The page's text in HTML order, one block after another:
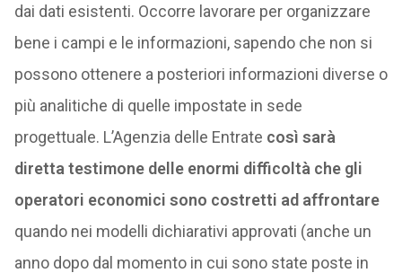
dai dati esistenti. Occorre lavorare per organizzare
bene i campi e le informazioni, sapendo che non si
possono ottenere a posteriori informazioni diverse o
più analitiche di quelle impostate in sede
progettuale. L’Agenzia delle Entrate così sarà
diretta testimone delle enormi difficoltà che gli
operatori economici sono costretti ad affrontare
quando nei modelli dichiarativi approvati (anche un
anno dopo dal momento in cui sono state poste in